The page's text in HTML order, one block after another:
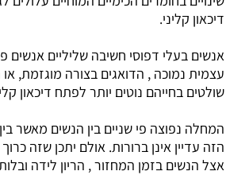
דיכאון קליני.
אנשים בעלי דפוסי חשיבה שליליים אנשים
עצמית נמוכה , הדואגים בצורה מוגזמת,
שולטים בחייהם נוטים יותר לפתח דיכאון
המחלה נפוצה פי שניים בין הנשים מאשר
הזה עדיין אינן ברורות. אולם יתכן שזה כרוך
אצל הנשים בזמן המחזור , הריון לידה